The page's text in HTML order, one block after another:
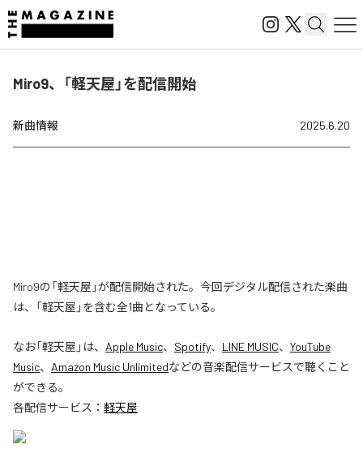
Miro9、「軽天屋」を配信開始
新曲情報 2025.6.20
Miro9の「軽天屋」が配信開始された。今回デジタル配信された楽曲
は、「軽天屋」を含む全1曲となっている。
なお「軽天屋 」は、 Apple Music、 Spotify、 LINE MUSIC、 YouTube
Music、 Amazon Music Unlimitedなどの音楽配信サービスで聴くこと
ができる。
各配信サービス： 軽天屋